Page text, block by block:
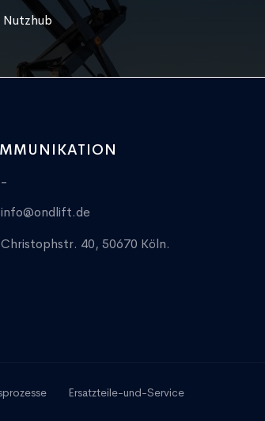
-
info@ondlift.de
Christophstr. 40, 50670 Köln.
Ersatzteile-und-Service